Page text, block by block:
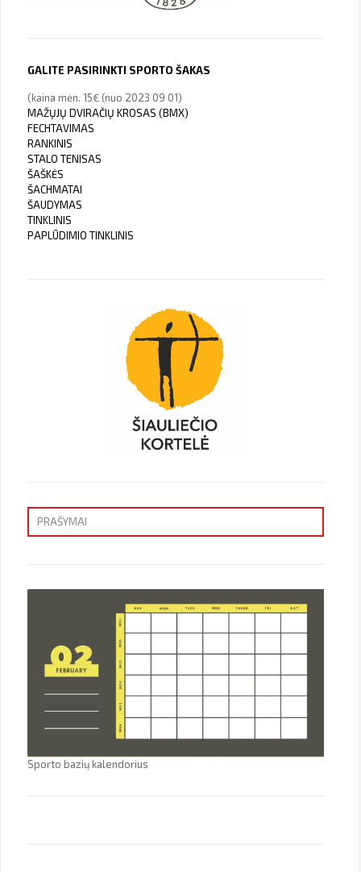
GALITE PASIRINKTI SPORTO ŠAKAS
(kaina mėn. 15€ (nuo 2023 09 01)
MAŽŲJŲ DVIRAČIŲ KROSAS (BMX)
FECHTAVIMAS
RANKINIS
STALO TENISAS
ŠAŠKĖS
ŠACHMATAI
ŠAUDYMAS
TINKLINIS
PAPLŪDIMIO TINKLINIS
PRAŠYMAI
Sporto bazių kalendorius